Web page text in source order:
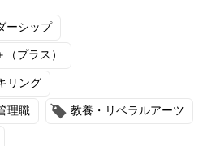
ーシップ
プラス）
リング
理職 教養・リベラルアーツ